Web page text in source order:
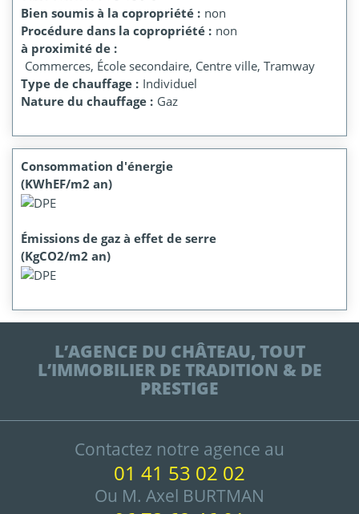
Bien soumis à la copropriété : non
Procédure dans la copropriété : non
à proximité de :
Commerces, École secondaire, Centre ville, Tramway
Type de chauffage : Individuel
Nature du chauffage : Gaz
Consommation d'énergie
(KWhEF/m2 an)
Émissions de gaz à effet de serre
(KgCO2/m2 an)
L’AGENCE DU CHÂTEAU, TOUT
L’IMMOBILIER DE TRADITION & DE
PRESTIGE
Contactez notre agence au
01 41 53 02 02
Ou M. Axel BURTMAN